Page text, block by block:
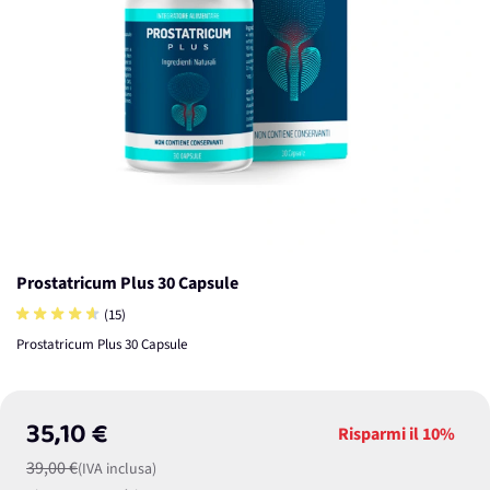
Prostatricum Plus 30 Capsule
(15)
Prostatricum Plus 30 Capsule
35,10 €
39,00 €(IVA inclusa)
Risparmi il10%